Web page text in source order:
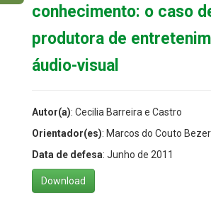
conhecimento: o caso
produtora de
áudio-visual
Autor(a): Cecilia Barreira e Castro
Orientador(es): Marcos do Couto
Data de defesa: Junho de 2011
Download